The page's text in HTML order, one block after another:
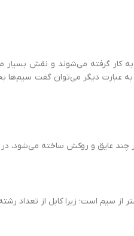
کار گرفته می‌شوند و نقش بسیار
‌عبارت ‌دیگر می‌توان گفت سیم‌ها
عایق و روکش ساخته می‌شود، در
سیم است؛ زیرا کابل از تعداد